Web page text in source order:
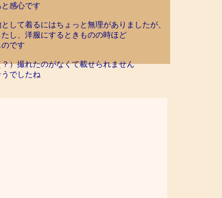
感心です
して着るにはちょっと無理がありましたが、
し、洋服にするときものの時ほど
です
）撮れたのがなくて載せられません
でしたね